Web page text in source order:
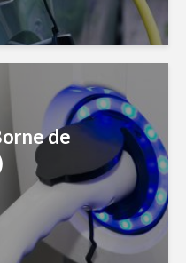
de